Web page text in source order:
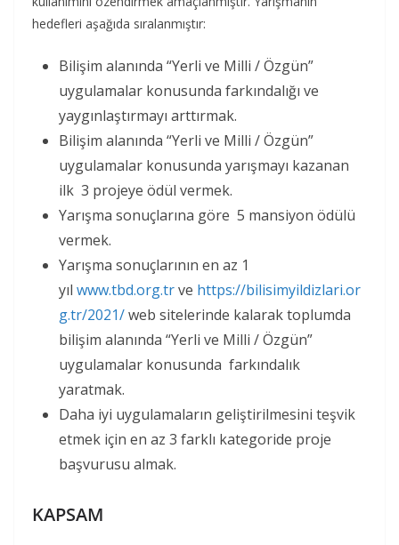
hedefleri aşağıda sıralanmıştır:
Bilişim alanında “Yerli ve Milli / Özgün”
uygulamalar konusunda farkındalığı ve
yaygınlaştırmayı arttırmak.
Bilişim alanında “Yerli ve Milli / Özgün”
uygulamalar konusunda yarışmayı kazanan
ilk 3 projeye ödül vermek.
Yarışma sonuçlarına göre 5 mansiyon ödülü
vermek.
Yarışma sonuçlarının en az 1
yıl www.tbd.org.trve https://bilisimyildizlari.or
g.tr/2021/web sitelerinde kalarak toplumda
bilişim alanında “Yerli ve Milli / Özgün”
uygulamalar konusunda farkındalık
yaratmak.
Daha iyi uygulamaların geliştirilmesini teşvik
etmek için en az 3 farklı kategoride proje
başvurusu almak.
KAPSAM